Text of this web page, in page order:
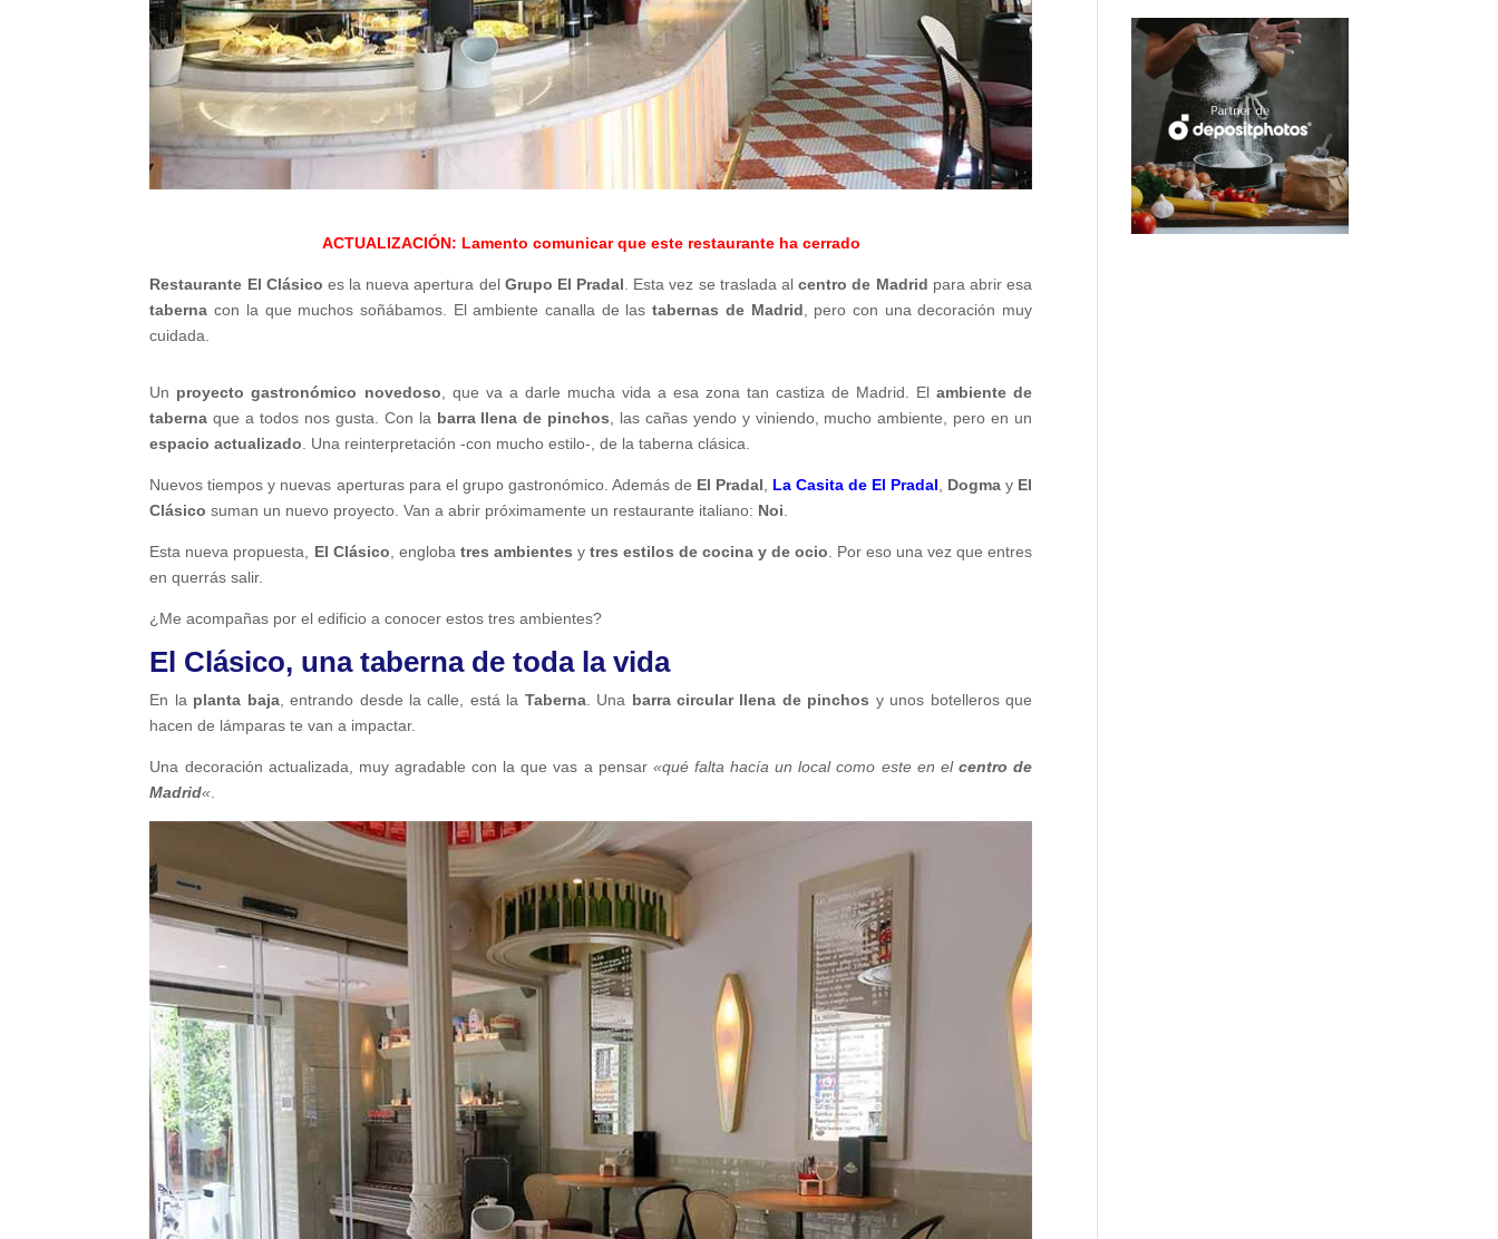
ACTUALIZACIÓN: Lamento comunicar que este restaurante ha cerrado
Restaurante El Clásico es la nueva apertura del Grupo El Pradal . Esta vez se traslada alcentro de Madrid para abrir esa
taberna con la que muchos soñábamos. El ambiente canalla de lastabernas de Madrid , pero con una decoración muy
cuidada.
Un proyecto gastronómico novedoso , que va a darle mucha vida a esa zona tan castiza de Madrid. Elambiente de
taberna que a todos nos gusta. Con la barra llena de pinchos , las cañas yendo y viniendo, mucho ambiente, pero en un
espacio actualizado . Una reinterpretación -con mucho estilo-, de la taberna clásica.
Nuevos tiempos y nuevas aperturas para el grupo gastronómico. Además de El Pradal La Casita de El Pradal Dogmay El
Clásicosuman un nuevo proyecto. Van a abrir próximamente un restaurante italiano: Noi
Esta nueva propuesta, El Clásico , engloba tres ambientes y tres estilos de cocina y de ocio . Por eso una vez que entres
en querrás salir.
¿Me acompañas por el edificio a conocer estos tres ambientes?
El Clásico, una taberna de toda la vida
En la planta baja, entrando desde la calle, está la Taberna. Una barra circular llena de pinchos y unos botelleros que
hacen de lámparas te van a impactar.
Una decoración actualizada, muy agradable con la que vas a pensar «qué falta hacía un local como este en el centro de
Madrid«